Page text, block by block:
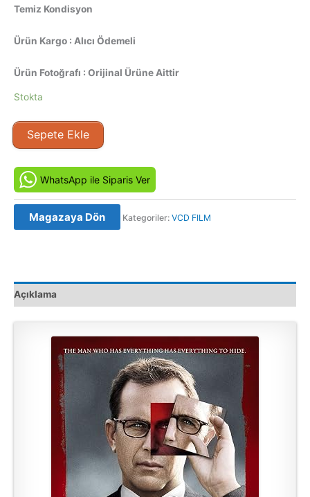
Temiz Kondisyon
Ürün Kargo : Alıcı Ödemeli
Ürün Fotoğrafı : Orijinal Ürüne Aittir
Stokta
Mr.
Brooks
Orijinal
VCD
Film
Satış
Sepete Ekle
WhatsApp ile Siparis Ver
Magazaya Dön Kategoriler: VCD FILM
Açıklama